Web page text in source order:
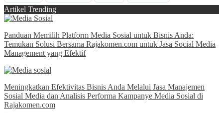
Artikel Trending
Panduan Memilih Platform Media Sosial untuk Bisnis Anda:
Temukan Solusi Bersama Rajakomen.com untuk Jasa Social Media
Management yang Efektif
Meningkatkan Efektivitas Bisnis Anda Melalui Jasa Manajemen
Sosial Media dan Analisis Performa Kampanye Media Sosial di
Rajakomen.com